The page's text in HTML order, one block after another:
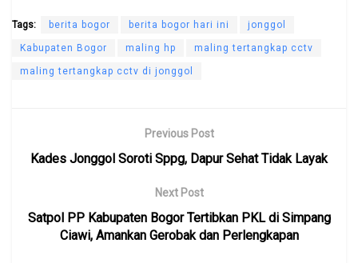
Tags: berita bogor berita bogor hari ini jonggol
Kabupaten Bogor maling hp maling tertangkap cctv
maling tertangkap cctv di jonggol
Previous Post
Kades Jonggol Soroti Sppg, Dapur Sehat Tidak Layak
Next Post
Satpol PP Kabupaten Bogor Tertibkan PKL di Simpang
Ciawi, Amankan Gerobak dan Perlengkapan